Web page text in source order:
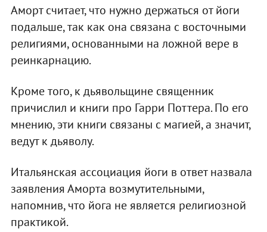
Аморт считает, что нужно держаться от йоги
подальше, так как она связана с восточными
религиями, основанными на ложной вере в
реинкарнацию.
Кроме того, к дьявольщине священник
причислил и книги про Гарри Поттера. По его
мнению, эти книги связаны с магией, а значит,
ведут к дьяволу.
Итальянская ассоциация йоги в ответ назвала
заявления Аморта возмутительными,
напомнив, что йога не является религиозной
практикой.